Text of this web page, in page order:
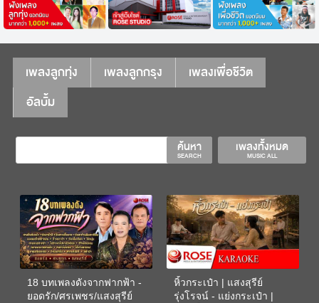
เพลงลูกทุ่ง เพลงลูกกรุง
เพลงเพื่อชีวิต
อัลบั้ม
เพลงทั้งหมด
MUSIC ALL
ค้นหา
SEARCH
18 บทเพลงดังจากฟากฟ้า -
ยอดรัก/ศรเพชร/แสงสุรีย์
หิ้วกระเป๋า | แสงสุรีย์
รุ่งโรจน์ - แย่งกระเป๋า |